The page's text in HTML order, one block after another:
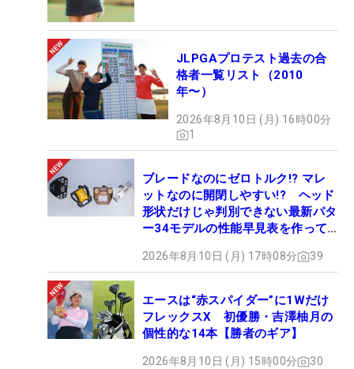
JLPGAプロテスト過去の合
格者一覧リスト（2010
年〜）
2026年8月10日 (月) 16時00分
1
ブレードなのにゼロトルク!? マレ
ットなのに開閉しやすい!? ヘッド
形状だけじゃ判別できない最新パタ
ー34モデルの性能早見表を作って
2026年8月10日 (月) 17時08分 39
エースは“赤スパイダー”に1Wだけ
フレックスX 初優勝・吉澤柚月の
個性的な14本【勝者のギア】
2026年8月10日 (月) 15時00分 30